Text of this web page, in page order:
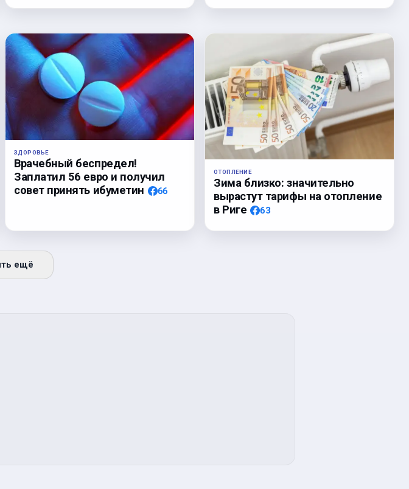
ЗДОРОВЬЕ
Врачебный беспредел!
Заплатил 56 евро и получил
совет принять ибуметин
66
ОТОПЛЕНИЕ
Зима близко: значительно
вырастут тарифы на отопление
в Риге
63
ещё